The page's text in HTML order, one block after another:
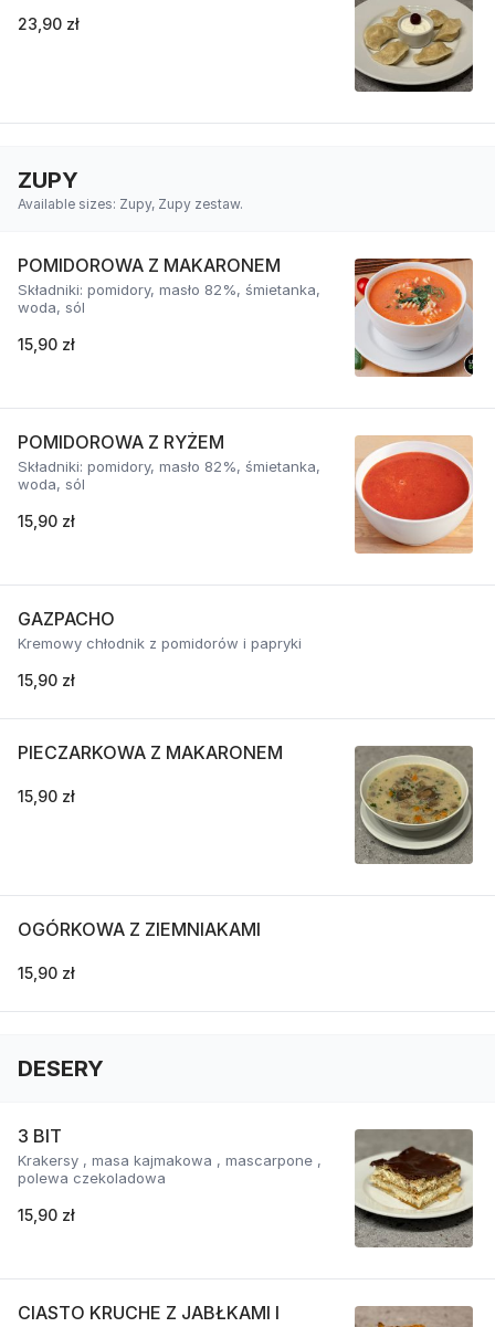
23,90 zł
ZUPY
Available sizes: Zupy, Zupy zestaw.
POMIDOROWA Z MAKARONEM
Składniki: pomidory, masło 82%, śmietanka,
woda, sól
15,90 zł
POMIDOROWA Z RYŻEM
Składniki: pomidory, masło 82%, śmietanka,
woda, sól
15,90 zł
GAZPACHO
Kremowy chłodnik z pomidorów i papryki
15,90 zł
PIECZARKOWA Z MAKARONEM
15,90 zł
OGÓRKOWA Z ZIEMNIAKAMI
15,90 zł
DESERY
3 BIT
Krakersy , masa kajmakowa , mascarpone ,
polewa czekoladowa
15,90 zł
CIASTO KRUCHE Z JABŁKAMI I